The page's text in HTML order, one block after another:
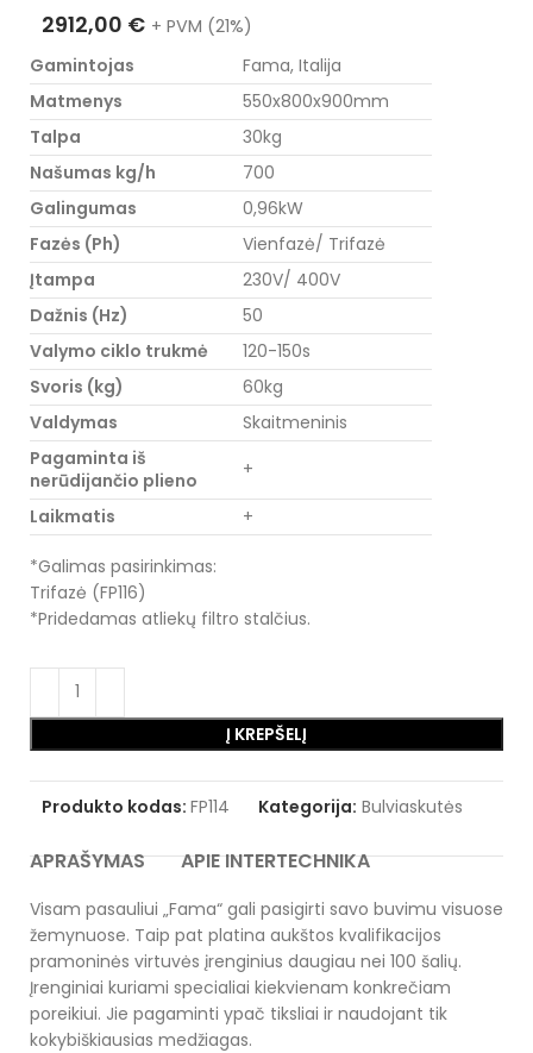
2912,00 € + PVM (21%)
Gamintojas
Fama, Italija
Matmenys
550x800x900mm
Talpa
30kg
Našumas kg/h
700
Galingumas
0,96kW
Fazės (Ph)
Vienfazė/ Trifazė
Įtampa
230V/ 400V
Dažnis (Hz)
50
Valymo ciklo trukmė
120-150s
Svoris (kg)
60kg
Valdymas
Skaitmeninis
Pagaminta iš
nerūdijančio plieno
+
Laikmatis
+
*Galimas pasirinkimas:
Trifazė (FP116)
*Pridedamas atliekų filtro stalčius.
Į KREPŠELĮ
Produkto kodas: FP114 Kategorija: Bulviaskutės
APRAŠYMAS APIE INTERTECHNIKA
Visam pasauliui „Fama“ gali pasigirti savo buvimu visuose
žemynuose. Taip pat platina aukštos kvalifikacijos
pramoninės virtuvės įrenginius daugiau nei 100 šalių.
Įrenginiai kuriami specialiai kiekvienam konkrečiam
poreikiui. Jie pagaminti ypač tiksliai ir naudojant tik
kokybiškiausias medžiagas.